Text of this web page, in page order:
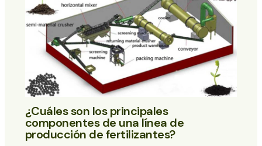
¿Cuáles son los principales
componentes de una línea de
producción de fertilizantes?